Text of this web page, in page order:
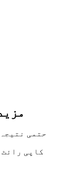
حتمی
© کاپی رائٹ - 2010-2026 : جملہ حقوق محفوظ